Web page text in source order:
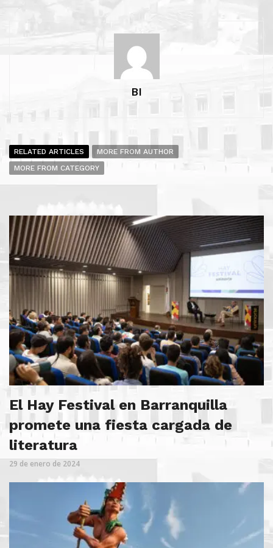
BI
RELATED ARTICLES
MORE FROM AUTHOR
MORE FROM CATEGORY
El Hay Festival en Barranquilla
promete una fiesta cargada de
literatura
29 de enero de 2024